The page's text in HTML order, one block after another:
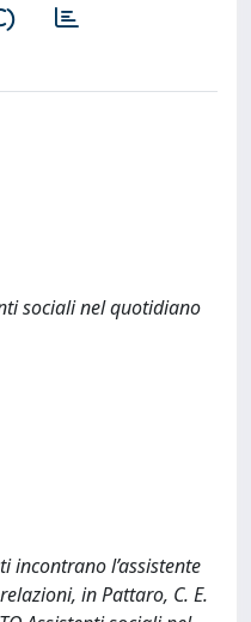
sociali nel quotidiano
incontrano l’assistente
in Pattaro, C. E.